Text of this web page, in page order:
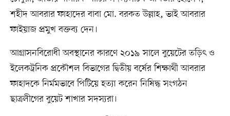
শহীদ আবরার ফাহাদের বাবা মো. বরকত উল্লাহ, ভাই আবরার
ফাইয়াজ প্রমুখ বক্তব্য দেন।
আগ্রাসনবিরোধী অবস্থানের কারণে ২০১৯ সালে বুয়েটের তড়িৎ ও
ইলেকট্রনিক প্রকৌশল বিভাগের দ্বিতীয় বর্ষের শিক্ষার্থী আবরার
ফাহাদকে নির্মমভাবে পিটিয়ে হত্যা করেন নিষিদ্ধ সংগঠন
ছাত্রলীগের বুয়েট শাখার সদস্যরা।